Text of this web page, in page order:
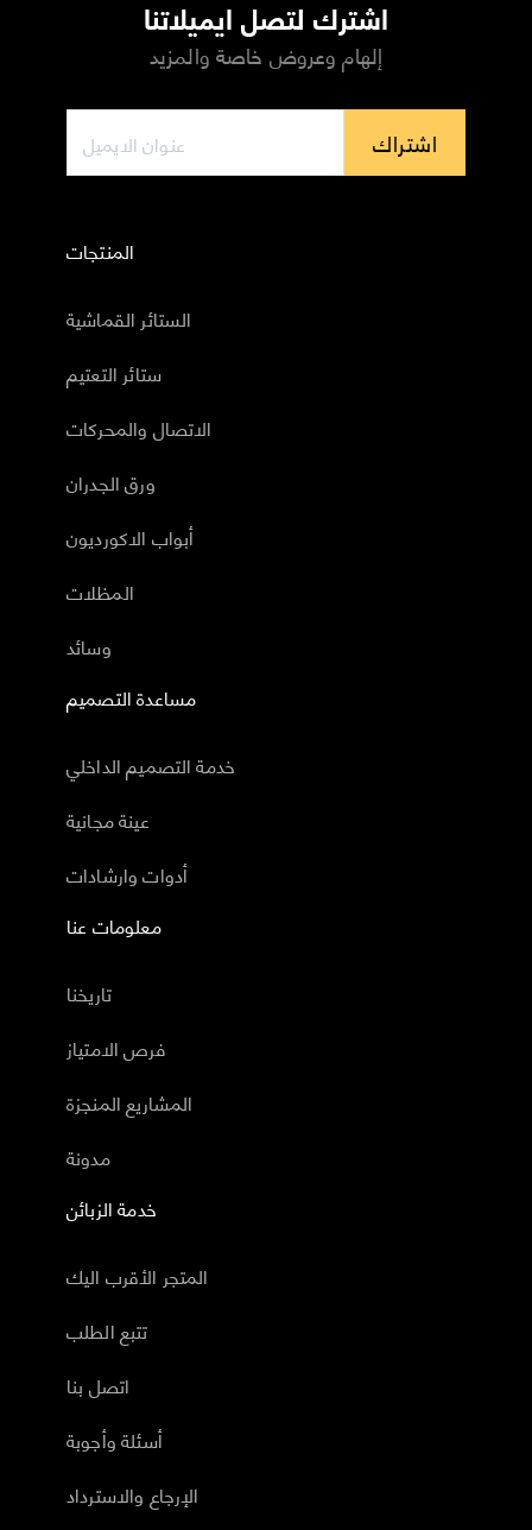
اشترك لتصل ايميلاتنا
إلهام وعروض خاصة والمزيد
اشتراك
المنتجات
الستائر القماشية
ستائر التعتيم
الاتصال والمحركات
ورق الجدران
أبواب الاكورديون
المظلات
وسائد
مساعدة التصميم
خدمة التصميم الداخلي
عينة مجانية
أدوات وارشادات
معلومات عنا
تاريخنا
فرص الامتياز
المشاريع المنجزة
مدونة
خدمة الزبائن
المتجر الأقرب اليك
تتبع الطلب
اتصل بنا
أسئلة وأجوبة
الإرجاع والاسترداد